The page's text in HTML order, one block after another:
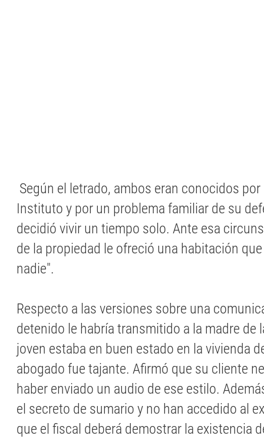
Según el letrado, ambos eran conocidos
Instituto y por un problema familiar de su
decidió vivir un tiempo solo. Ante esa
de la propiedad le ofreció una habitación
nadie".
Respecto a las versiones sobre una
detenido le habría transmitido a la madre de
joven estaba en buen estado en la vivienda
abogado fue tajante. Afirmó que su cliente
haber enviado un audio de ese estilo.
el secreto de sumario y no han accedido al
que el fiscal deberá demostrar la existencia